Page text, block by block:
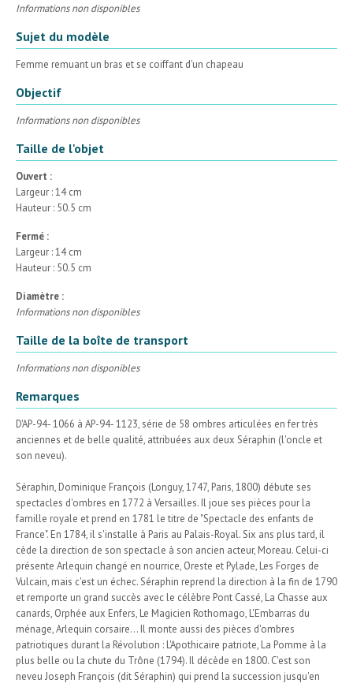
Informations non disponibles
Sujet du modèle
Femme remuant un bras et se coiffant d'un chapeau
Objectif
Informations non disponibles
Taille de l'objet
Ouvert :
Largeur : 14 cm
Hauteur : 50.5 cm
Fermé :
Largeur : 14 cm
Hauteur : 50.5 cm
Diamètre :
Informations non disponibles
Taille de la boîte de transport
Informations non disponibles
Remarques
D'AP-94- 1066 à AP-94- 1123, série de 58 ombres articulées en fer très
anciennes et de belle qualité, attribuées aux deux Séraphin (l'oncle et
son neveu).
Séraphin, Dominique François (Longuy, 1747, Paris, 1800) débute ses
spectacles d'ombres en 1772 à Versailles. Il joue ses pièces pour la
famille royale et prend en 1781 le titre de "Spectacle des enfants de
France". En 1784, il s'installe à Paris au Palais-Royal. Six ans plus tard, il
cède la direction de son spectacle à son ancien acteur, Moreau. Celui-ci
présente Arlequin changé en nourrice, Oreste et Pylade, Les Forges de
Vulcain, mais c'est un échec. Séraphin reprend la direction à la fin de 1790
et remporte un grand succès avec le célèbre Pont Cassé, La Chasse aux
canards, Orphée aux Enfers, Le Magicien Rothomago, L'Embarras du
ménage, Arlequin corsaire... Il monte aussi des pièces d'ombres
patriotiques durant la Révolution : L'Apothicaire patriote, La Pomme à la
plus belle ou la chute du Trône (1794). Il décède en 1800. C'est son
neveu Joseph François (dit Séraphin) qui prend la succession jusqu'en